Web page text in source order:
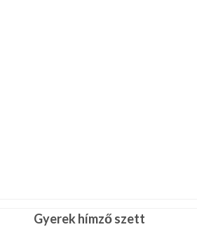
Gyerek hímző szett